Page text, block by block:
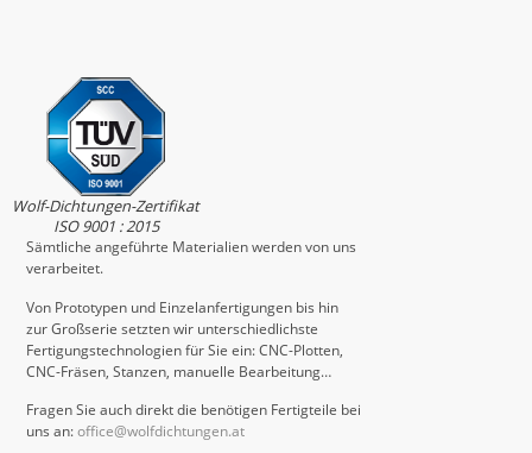
Wolf-Dichtungen-Zertifikat
ISO 9001 : 2015
Sämtliche angeführte Materialien werden von uns
verarbeitet.
Von Prototypen und Einzelanfertigungen bis hin
zur Großserie setzten wir unterschiedlichste
Fertigungstechnologien für Sie ein: CNC-Plotten,
CNC-Fräsen, Stanzen, manuelle Bearbeitung…
Fragen Sie auch direkt die benötigen Fertigteile bei
uns an:office@wolfdichtungen.at